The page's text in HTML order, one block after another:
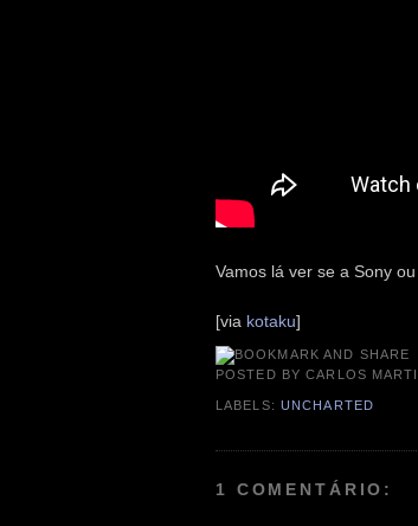
Vamos lá ver se a Sony
[via kotaku]
POSTED BYCARLOS
LABELS: UNCHARTED
1 COMENTÁRIO: